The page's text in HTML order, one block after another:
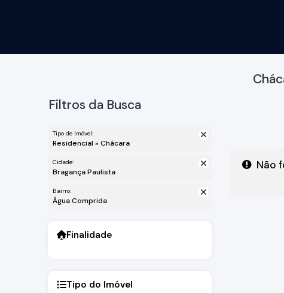
Filtros da Busca
Tipo de Imóvel:
Residencial » Chácara
Cidade:
Bragança Paulista
Bairro:
Água Comprida
Finalidade
Tipo do Imóvel
Não